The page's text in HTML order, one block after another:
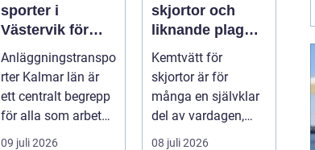
sporter i
Västervik för
effektiva
byggprojekt
Anläggningstranspo
rter Kalmar län är
ett centralt begrepp
för alla som arbetar
m...
09 juli 2026
skjortor och
liknande plagg:
Så fungerar
professionell
klädvård i
praktiken
Kemtvätt för
skjortor är för
många en självklar
del av vardagen,
men ...
08 juli 2026